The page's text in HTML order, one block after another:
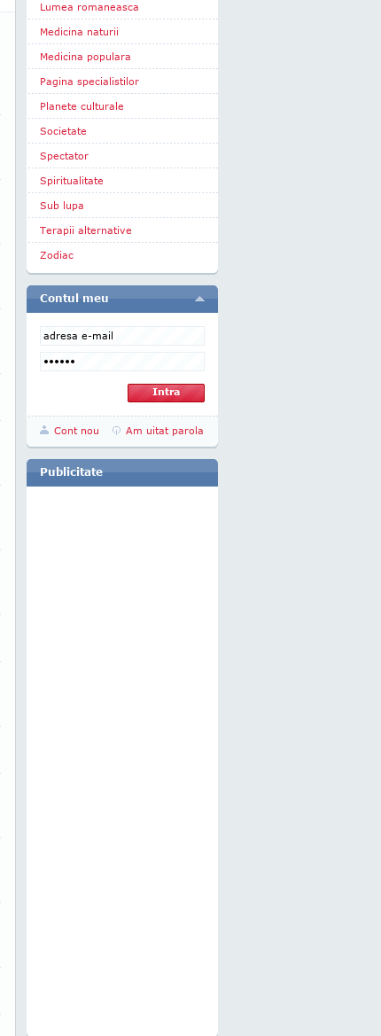
Lumea romaneasca
Medicina naturii
Medicina populara
Pagina specialistilor
Planete culturale
Societate
Spectator
Spiritualitate
Sub lupa
Terapii alternative
Zodiac
Contul meu
Cont nou Am uitat parola
Publicitate